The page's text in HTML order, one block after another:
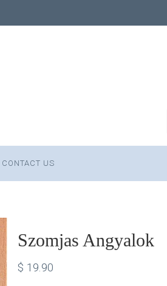
US
Szomjas Angyalok
$ 19.90